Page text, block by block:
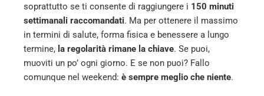
soprattutto se ti consente di raggiungere i 150 minuti
settimanali raccomandati. Ma per ottenere il massimo
in termini di salute, forma fisica e benessere a lungo
termine, la regolarità rimane la chiave. Se puoi,
muoviti un po’ ogni giorno. E se non puoi? Fallo
comunque nel weekend: è sempre meglio che niente.